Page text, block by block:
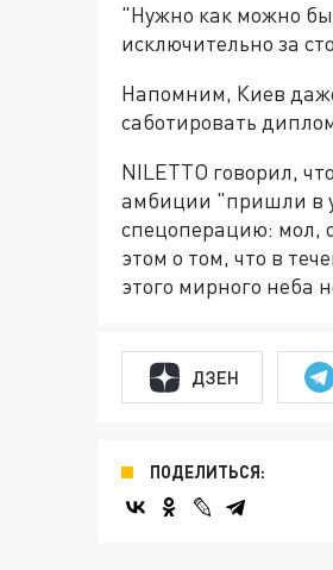
"Нужно как можно
исключительно за
Напомним, Киев
саботировать
NILETTO говорил,
амбиции "пришли в
спецоперацию: мол,
этом о том, что в
этого мирного неба
ДЗЕН
ПОДЕЛИТЬСЯ: